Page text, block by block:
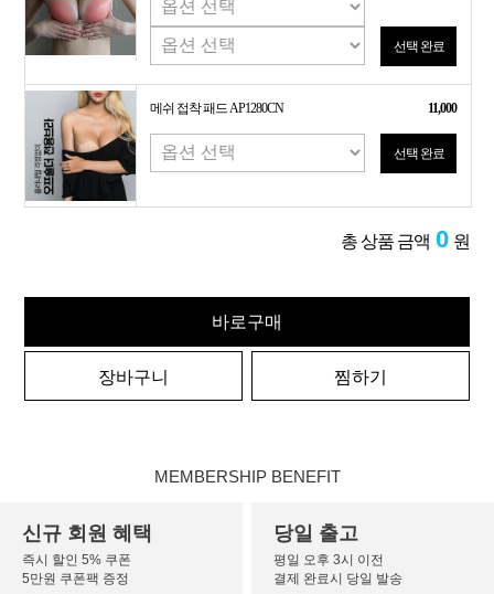
선택 완료
메쉬 접착 패드 AP1280CN 11,000
선택 완료
총 상품 금액 0 원
바로구매
장바구니 찜하기
MEMBERSHIP BENEFIT
신규 회원 혜택
즉시 할인 5% 쿠폰
5만원 쿠폰팩 증정
당일 출고
평일 오후 3시 이전
결제 완료시 당일 발송